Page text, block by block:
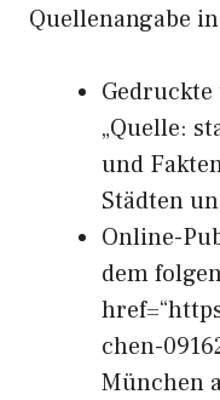
Quellenangabe
„Quelle:
und
Städten
Online-
dem
chen-
München